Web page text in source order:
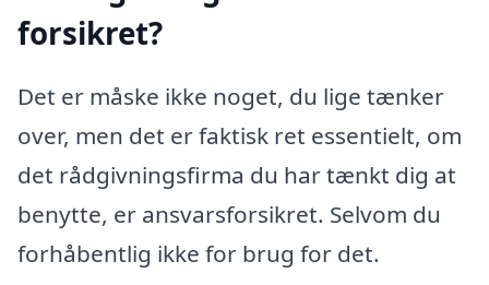
forsikret?
Det er måske ikke noget, du lige tænker
over, men det er faktisk ret essentielt, om
det rådgivningsfirma du har tænkt dig at
benytte, er ansvarsforsikret. Selvom du
forhåbentlig ikke for brug for det.